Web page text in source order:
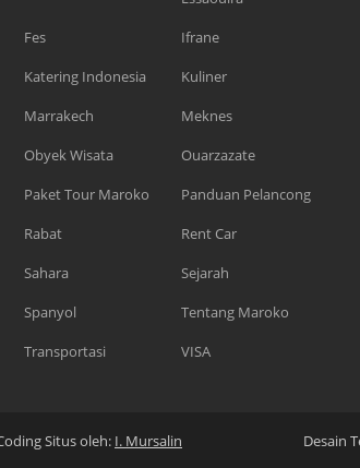
Fes
Ifrane
Katering Indonesia
Kuliner
Marrakech
Meknes
Obyek Wisata
Ouarzazate
Paket Tour Maroko
Panduan Pelancong
Rabat
Rent Car
Sahara
Sejarah
Spanyol
Tentang Maroko
Transportasi
VISA
Situs oleh: I. Mursalin Desain